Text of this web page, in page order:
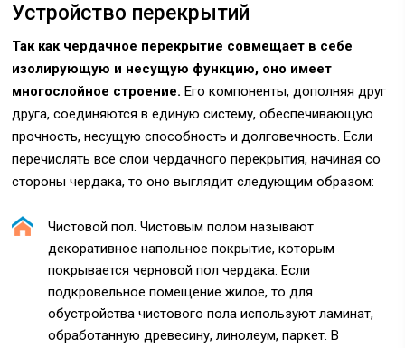
Устройство перекрытий
Так как чердачное перекрытие совмещает в себе
изолирующую и несущую функцию, оно имеет
многослойное строение. Его компоненты, дополняя друг
друга, соединяются в единую систему, обеспечивающую
прочность, несущую способность и долговечность. Если
перечислять все слои чердачного перекрытия, начиная со
стороны чердака, то оно выглядит следующим образом:
Чистовой пол. Чистовым полом называют
декоративное напольное покрытие, которым
покрывается черновой пол чердака. Если
подкровельное помещение жилое, то для
обустройства чистового пола используют ламинат,
обработанную древесину, линолеум, паркет. В